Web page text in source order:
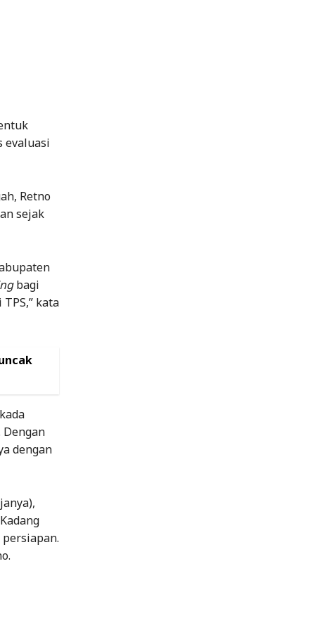
evaluasi
Retno
sejak
bagi
kata
Dengan
dengan